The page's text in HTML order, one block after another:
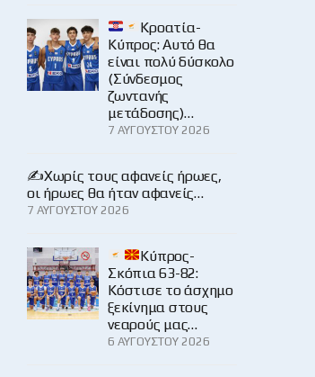
Κροατία-
Κύπρος: Αυτό θα
είναι πολύ δύσκολο
(Σύνδεσμος
ζωντανής
μετάδοσης)…
7 ΑΥΓΟΎΣΤΟΥ 2026
✍️Χωρίς τους αφανείς ήρωες,
οι ήρωες θα ήταν αφανείς…
7 ΑΥΓΟΎΣΤΟΥ 2026
Κύπρος-
Σκόπια 63-82:
Κόστισε το άσχημο
ξεκίνημα στους
νεαρούς μας…
6 ΑΥΓΟΎΣΤΟΥ 2026